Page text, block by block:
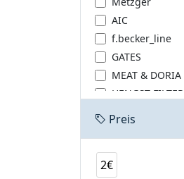
AIC
f.becker_line
GATES
MEAT & DORIA
HENGST FILTER
ET ENGINETEAM
Preis
2€